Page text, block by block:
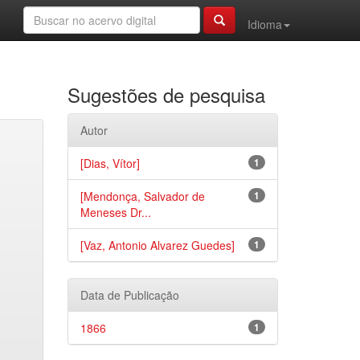
Idioma
Sugestões de pesquisa
Autor
1
[Dias, Vítor]
1
[Mendonça, Salvador de
Meneses Dr...
1
[Vaz, Antonio Alvarez Guedes]
Data de Publicação
1
1866